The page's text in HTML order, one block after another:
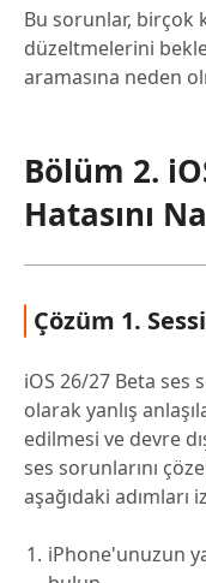
Bu sorunlar, birçok
düzeltmelerini
aramasına neden
Bölüm 2.
Hatasını
Çözüm 1.
iOS 26/27 Beta ses
olarak yanlış
edilmesi ve devre
ses sorunlarını
aşağıdaki adımları
iPhone'unuzun